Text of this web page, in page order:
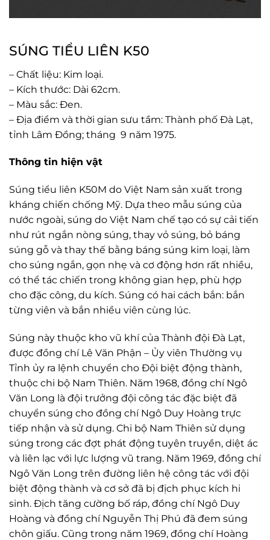
SÚNG TIỂU LIÊN K50
– Chất liệu: Kim loại.
– Kích thước: Dài 62cm.
– Màu sắc: Đen.
– Địa điểm và thời gian sưu tầm: Thành phố Đà Lạt,
tỉnh Lâm Đồng; tháng 9 năm 1975.
Thông tin hiện vật
Súng tiểu liên K50M do Việt Nam sản xuất trong
kháng chiến chống Mỹ. Dựa theo mẫu súng của
nước ngoài, súng do Việt Nam chế tạo có sự cải tiến
như rút ngắn nòng súng, thay vỏ súng, bỏ báng
súng gỗ và thay thế bằng báng súng kim loại, làm
cho súng ngắn, gọn nhẹ và cơ động hơn rất nhiều,
có thể tác chiến trong không gian hẹp, phù hợp
cho đặc công, du kích. Súng có hai cách bắn: bắn
từng viên và bắn nhiều viên cùng lúc.
Súng này thuộc kho vũ khí của Thành đội Đà Lạt,
được đồng chí Lê Văn Phận – Ủy viên Thường vụ
Tỉnh ủy ra lệnh chuyển cho Đội biệt động thành,
thuộc chi bộ Nam Thiên. Năm 1968, đồng chí Ngô
Văn Long là đội trưởng đội công tác đặc biệt đã
chuyển súng cho đồng chí Ngô Duy Hoàng trực
tiếp nhận và sử dụng. Chi bộ Nam Thiên sử dụng
súng trong các đợt phát động tuyên truyền, diệt ác
và liên lạc với lực lượng vũ trang. Năm 1969, đồng chí
Ngô Văn Long trên đường liên hệ công tác với đội
biệt động thành và cơ sở đã bị địch phục kích hi
sinh. Địch tăng cường bố ráp, đồng chí Ngô Duy
Hoàng và đồng chí Nguyễn Thị Phú đã đem súng
chôn giấu. Cũng trong năm 1969, đồng chí Hoàng